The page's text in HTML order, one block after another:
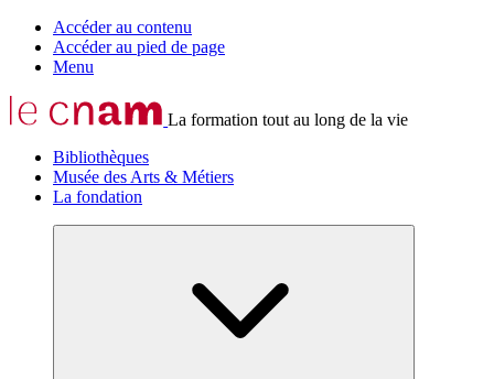
Accéder au contenu
Accéder au pied de page
Menu
La formation tout au long de la vie
Bibliothèques
Musée des Arts & Métiers
La fondation